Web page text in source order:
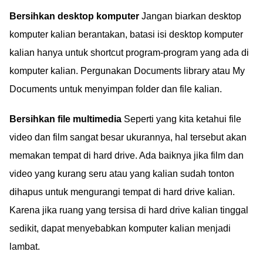
Bersihkan desktop komputer Jangan biarkan desktop
komputer kalian berantakan, batasi isi desktop komputer
kalian hanya untuk shortcut program-program yang ada di
komputer kalian. Pergunakan Documents library atau My
Documents untuk menyimpan folder dan file kalian.
Bersihkan file multimedia Seperti yang kita ketahui file
video dan film sangat besar ukurannya, hal tersebut akan
memakan tempat di hard drive. Ada baiknya jika film dan
video yang kurang seru atau yang kalian sudah tonton
dihapus untuk mengurangi tempat di hard drive kalian.
Karena jika ruang yang tersisa di hard drive kalian tinggal
sedikit, dapat menyebabkan komputer kalian menjadi
lambat.